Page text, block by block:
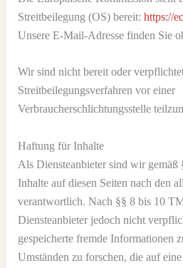
Streitbeilegung (OS) bereit: https://
Unsere E-Mail-Adresse finden Sie
Wir sind nicht bereit oder
Streitbeilegungsverfahren vor einer
Verbraucherschlichtungsstelle
Haftung für Inhalte
Als Diensteanbieter sind wir
Inhalte auf diesen Seiten nach den
verantwortlich. Nach §§ 8 bis 10
Diensteanbieter jedoch nicht
gespeicherte fremde Informationen
Umständen zu forschen, die auf